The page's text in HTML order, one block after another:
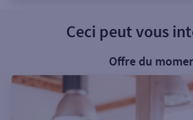
Ceci peut vous
Offre du